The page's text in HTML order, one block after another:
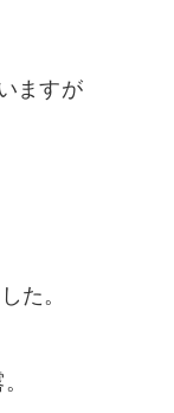
ますが
た。